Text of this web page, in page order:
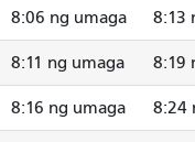
8:06 ng umaga 8:13
8:11 ng umaga 8:19
8:16 ng umaga 8:24